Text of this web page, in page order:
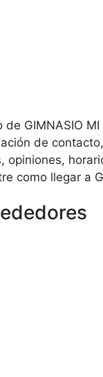
GIMNASIO
de
opiniones,
como llegar a